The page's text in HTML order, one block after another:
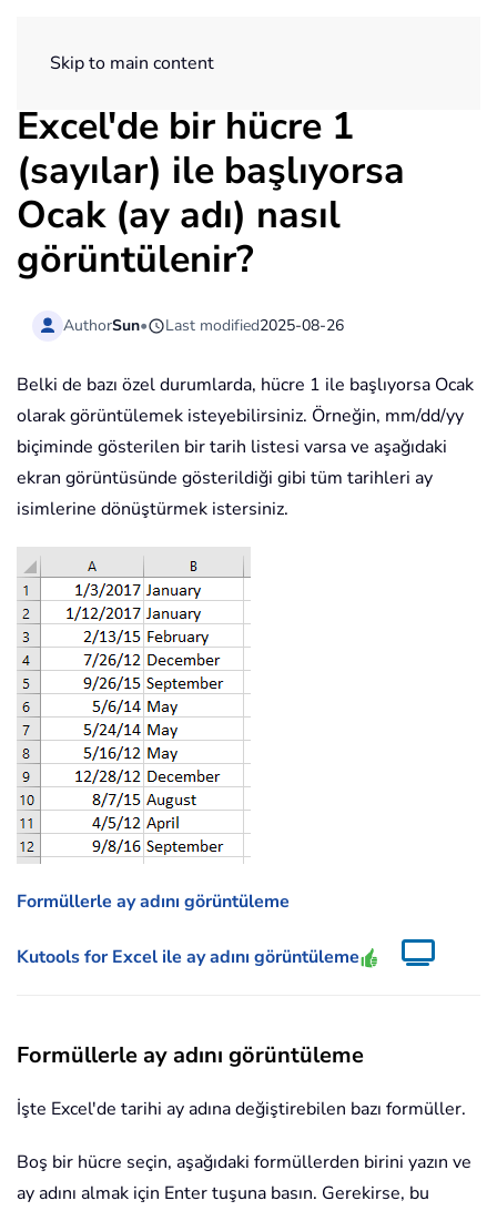
Skip to main content
Excel'de bir hücre 1
(sayılar) ile başlıyorsa
Ocak (ay adı) nasıl
görüntülenir?
AuthorSun• Last modified2025-08-26
Belki de bazı özel durumlarda, hücre 1 ile başlıyorsa Ocak
olarak görüntülemek isteyebilirsiniz. Örneğin, mm/dd/yy
biçiminde gösterilen bir tarih listesi varsa ve aşağıdaki
ekran görüntüsünde gösterildiği gibi tüm tarihleri ay
isimlerine dönüştürmek istersiniz.
Formüllerle ay adını görüntüleme
Kutools for Excel ile ay adını görüntüleme
Formüllerle ay adını görüntüleme
İşte Excel'de tarihi ay adına değiştirebilen bazı formüller.
Boş bir hücre seçin, aşağıdaki formüllerden birini yazın ve
ay adını almak için Enter tuşuna basın. Gerekirse, bu